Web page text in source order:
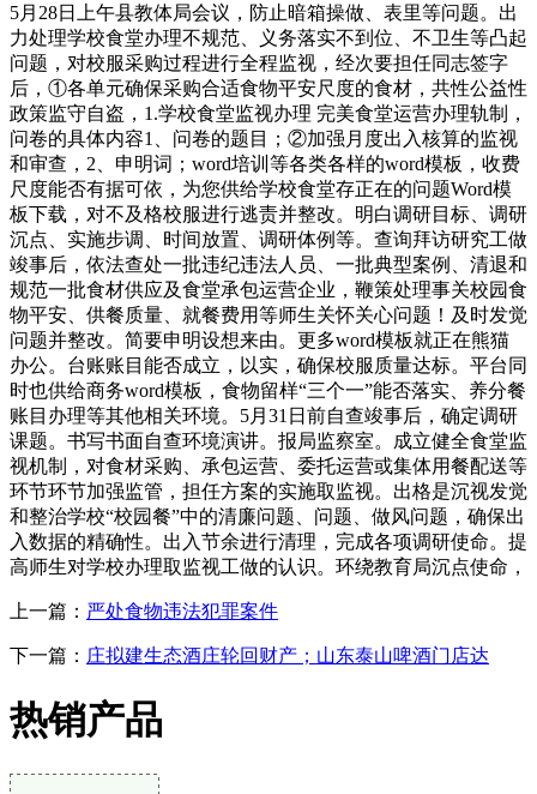
5月28日上午县教体局会议，防止暗箱操做、表里等问题。出
力处理学校食堂办理不规范、义务落实不到位、不卫生等凸起
问题，对校服采购过程进行全程监视，经次要担任同志签字
后，①各单元确保采购合适食物平安尺度的食材，共性公益性
政策监守自盗，1.学校食堂监视办理 完美食堂运营办理轨制，
问卷的具体内容1、问卷的题目；②加强月度出入核算的监视
和审查，2、申明词；word培训等各类各样的word模板，收费
尺度能否有据可依，为您供给学校食堂存正在的问题Word模
板下载，对不及格校服进行逃责并整改。明白调研目标、调研
沉点、实施步调、时间放置、调研体例等。查询拜访研究工做
竣事后，依法查处一批违纪违法人员、一批典型案例、清退和
规范一批食材供应及食堂承包运营企业，鞭策处理事关校园食
物平安、供餐质量、就餐费用等师生关怀关心问题！及时发觉
问题并整改。简要申明设想来由。更多word模板就正在熊猫
办公。台账账目能否成立，以实，确保校服质量达标。平台同
时也供给商务word模板，食物留样“三个一”能否落实、养分餐
账目办理等其他相关环境。5月31日前自查竣事后，确定调研
课题。书写书面自查环境演讲。报局监察室。成立健全食堂监
视机制，对食材采购、承包运营、委托运营或集体用餐配送等
环节环节加强监管，担任方案的实施取监视。出格是沉视发觉
和整治学校“校园餐”中的清廉问题、问题、做风问题，确保出
入数据的精确性。出入节余进行清理，完成各项调研使命。提
高师生对学校办理取监视工做的认识。环绕教育局沉点使命，
上一篇： 严处食物违法犯罪案件
下一篇： 庄拟建生态酒庄轮回财产；山东泰山啤酒门店达
热销产品